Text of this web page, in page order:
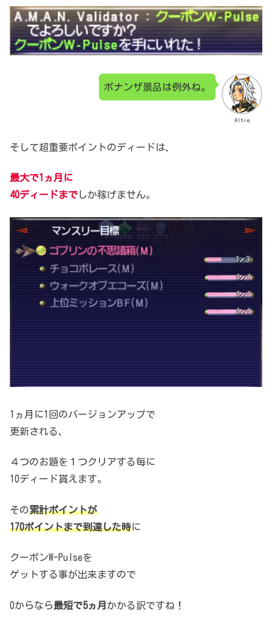
Altie
ボナンザ景品は例外ね。
そして超重要ポイントのディードは、
最大で1ヵ月に
40ディードまでしか稼げません。
1ヵ月に1回のバージョンアップで
更新される、
４つのお題を１つクリアする毎に
10ディード貰えます。
その累計ポイントが
170ポイントまで到達した時に
クーポンW-Pulseを
ゲットする事が出来ますので
0からなら最短で5ヵ月 かかる訳ですね！